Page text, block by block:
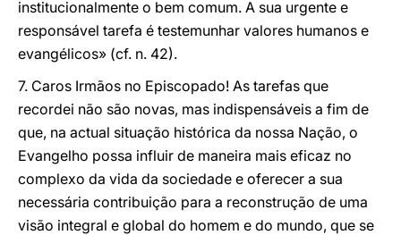
institucionalmente o bem comum. A sua urgente e
responsável tarefa é testemunhar valores humanos e
evangélicos» (cf. n. 42).
7. Caros Irmãos no Episcopado! As tarefas que
recordei não são novas, mas indispensáveis a fim de
que, na actual situação histórica da nossa Nação, o
Evangelho possa influir de maneira mais eficaz no
complexo da vida da sociedade e oferecer a sua
necessária contribuição para a reconstrução de uma
visão integral e global do homem e do mundo, que se